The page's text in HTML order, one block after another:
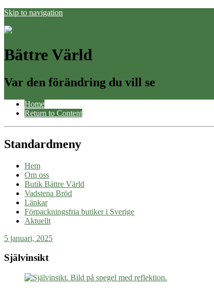
Skip to navigation
Bättre Värld
Var den förändring du vill se
Home
Return to Content
Standardmeny
Hem
Om oss
Butik Bättre Värld
Vadstena Bröd
Länkar
Förpackningsfria butiker i Sverige
Aktuellt
5 januari, 2025
Självinsikt